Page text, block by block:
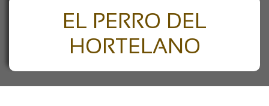
EL PERRO DEL
HORTELANO